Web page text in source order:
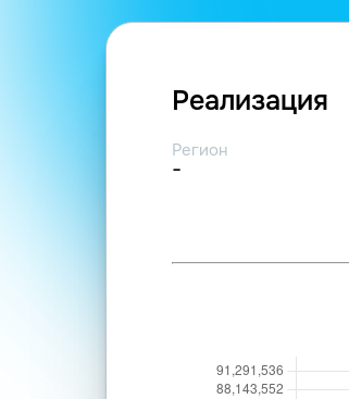
Реализация
Регион
-